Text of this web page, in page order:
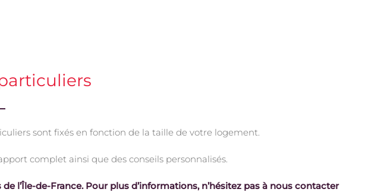
sont fixés en fonction de la taille de votre logement.
complet ainsi que des conseils personnalisés.
l’Île-de-France. Pour plus d’informations, n’hésitez pas à nous contacter